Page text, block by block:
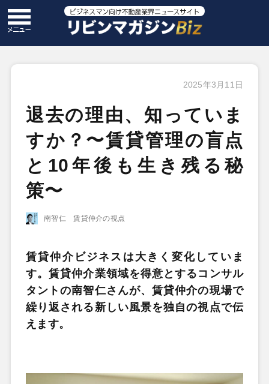
2025年3月11日
退去の理由、知っていま
すか？〜賃貸管理の盲点
と10年後も生き残る秘
策〜
南智仁 賃貸仲介の視点
賃貸仲介ビジネスは大きく変化していま
す。賃貸仲介業領域を得意とするコンサル
タントの南智仁さんが、賃貸仲介の現場で
繰り返される新しい風景を独自の視点で伝
えます。